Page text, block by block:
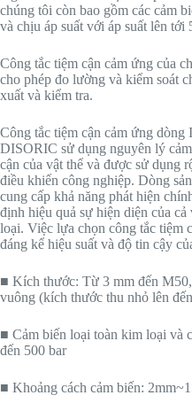
chúng tôi còn bao gồm các cảm
và chịu áp suất với áp suất lên tới
Công tắc tiệm cận cảm ứng của
cho phép đo lường và kiểm soát
xuất và kiểm tra.
Công tắc tiệm cận cảm ứng
DISORIC sử dụng nguyên lý
cận của vật thể và được sử dụng
điều khiển công nghiệp. Dòng
cung cấp khả năng phát hiện
định hiệu quả sự hiện diện của
loại. Việc lựa chọn công tắc tiệm
đáng kể hiệu suất và độ tin cậy
■ Kích thước: Từ 3 mm đến
vuông (kích thước thu nhỏ lên
■ Cảm biến loại toàn kim loại và
đến 500 bar
■ Khoảng cách cảm biến: